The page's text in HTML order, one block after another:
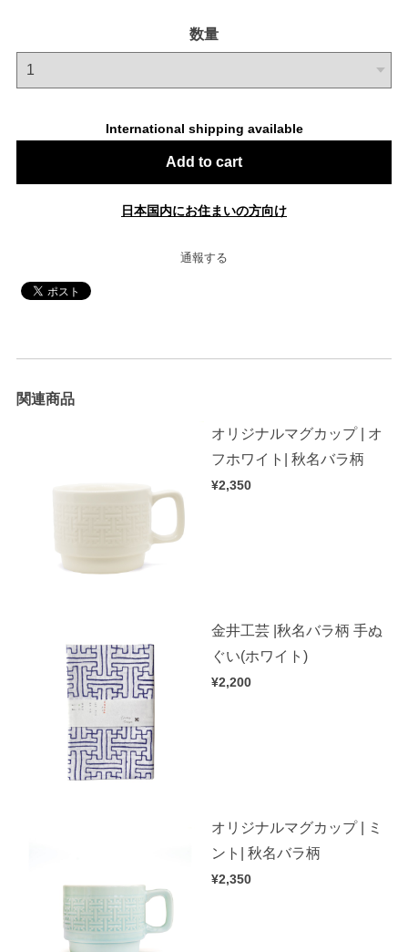
数量
International shipping available
Add to cart
日本国内にお住まいの方向け
通報する
関連商品
オリジナルマグカップ | オ
フホワイト| 秋名バラ柄
¥2,350
金井工芸 |秋名バラ柄 手ぬ
ぐい(ホワイト)
¥2,200
オリジナルマグカップ | ミ
ント| 秋名バラ柄
¥2,350